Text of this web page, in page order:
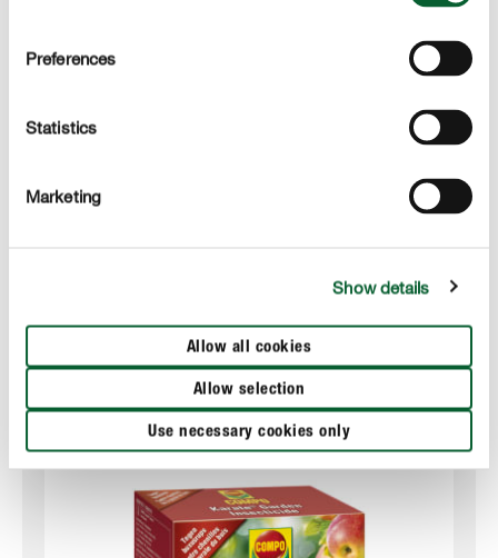
Preferences
Statistics
Marketing
Show details
Allow all cookies
Allow selection
Use necessary cookies only
Que sont les mauvaises herbes - et comment s’en
Produits pour lutter contre les nuisibles